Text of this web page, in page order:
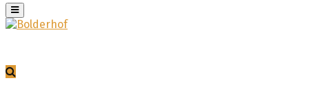
Primary
Menu